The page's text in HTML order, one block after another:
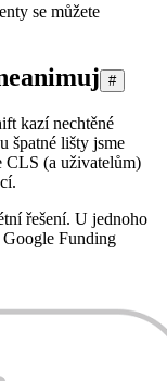
se můžete
#
kazí nechtěné
špatné lišty jsme
CLS (a uživatelům)
řešení. U jednoho
Google Funding